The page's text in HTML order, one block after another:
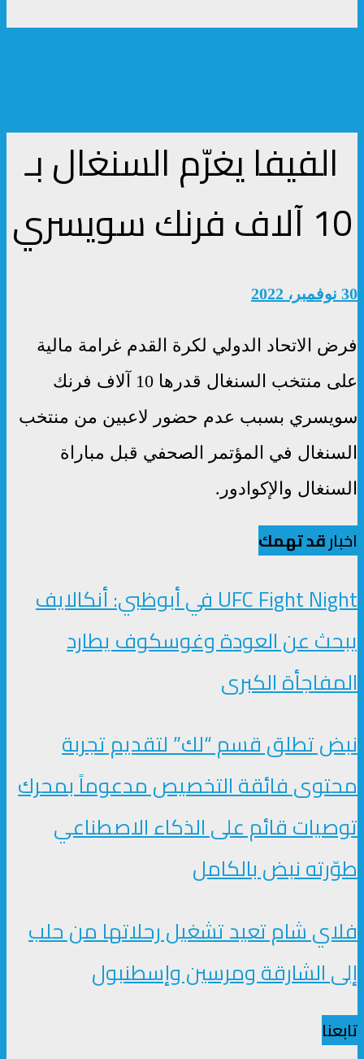
الفيفا يغرّم السنغال بـ
10 آلاف فرنك سويسري
30 نوفمبر، 2022
فرض الاتحاد الدولي لكرة القدم غرامة مالية
على منتخب السنغال قدرها 10 آلاف فرنك
سويسري بسبب عدم حضور لاعبين من منتخب
السنغال في المؤتمر الصحفي قبل مباراة
السنغال والإكوادور.
اخبارقد تهمك
UFC Fight Night في أبوظبي: أنكالايف
يبحث عن العودة وغوسكوف يطارد
المفاجأة الكبرى
نبض تطلق قسم “لك” لتقديم تجربة
محتوى فائقة التخصيص مدعوماً بمحرك
توصيات قائم على الذكاء الاصطناعي
طوّرته نبض بالكامل
فلاي شام تعيد تشغيل رحلاتها من حلب
إلى الشارقة ومرسين وإسطنبول
تابعنا